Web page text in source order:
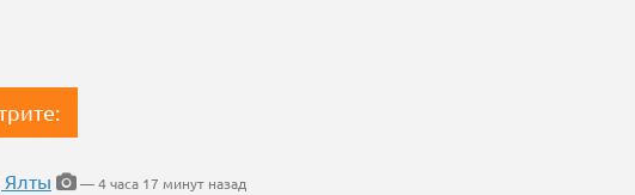
Ялты
— 4 часа 17 минут назад